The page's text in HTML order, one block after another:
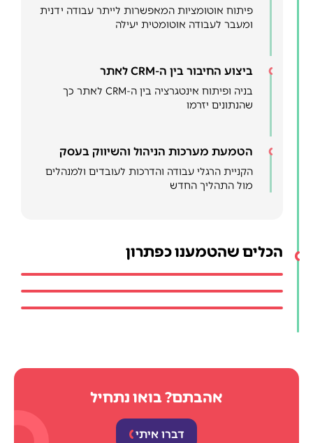
פיתוח אוטומציות המאפשרות לייתר עבודה ידנית
ומעבר לעבודה אוטומטית יעילה
ביצוע החיבור בין ה-CRM לאתר
בניה ופיתוח אינטגרציה בין ה-CRM לאתר כך
שהנתונים יזרמו
הטמעת מערכות הניהול והשיווק בעסק
הקניית הרגלי עבודה והדרכות לעובדים ולמנהלים
מול התהליך החדש
הכלים שהטמענו כפתרון
אהבתם? בואו נתחיל
דברו איתי